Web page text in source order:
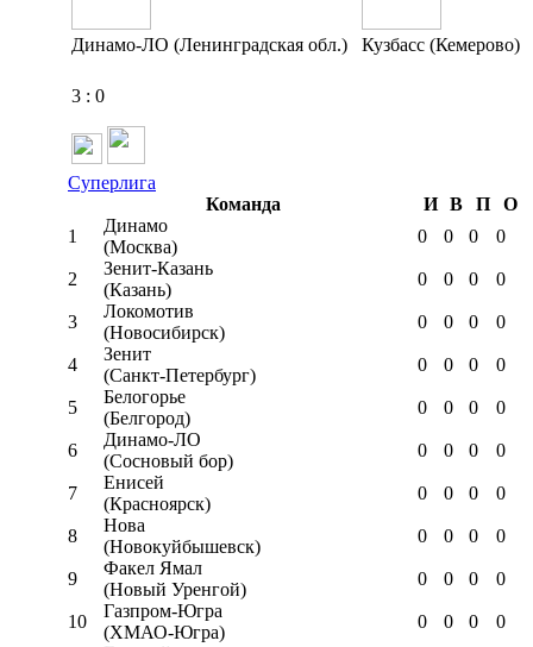
Динамо-ЛО (Ленинградская обл.) Кузбасс (Кемерово)
3 : 0
Суперлига
Команда
И В П
О
1
Динамо
(Москва)
0 0 0 0
2
Зенит-Казань
(Казань)
0 0 0 0
3
Локомотив
(Новосибирск)
0 0 0 0
4
Зенит
(Санкт-Петербург)
0 0 0 0
5
Белогорье
(Белгород)
0 0 0 0
6
Динамо-ЛО
(Сосновый бор)
0 0 0 0
7
Енисей
(Красноярск)
0 0 0 0
8
Нова
(Новокуйбышевск)
0 0 0 0
9
Факел Ямал
(Новый Уренгой)
0 0 0 0
10
Газпром-Югра
(ХМАО-Югра)
0 0 0 0